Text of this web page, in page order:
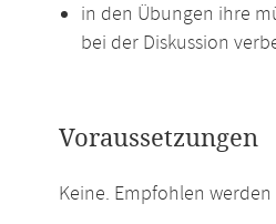
in den Übungen ihre
bei der Diskussion
Voraussetzungen
Keine. Empfohlen